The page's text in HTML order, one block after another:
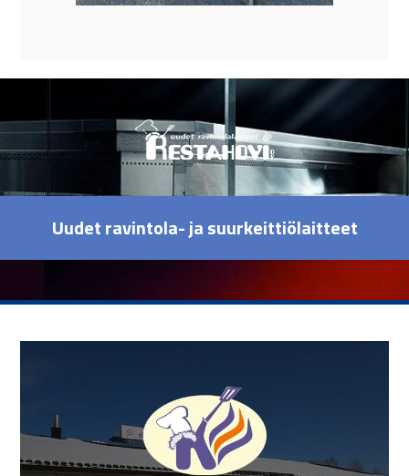
Uudet ravintola- ja suurkeittiölaitteet